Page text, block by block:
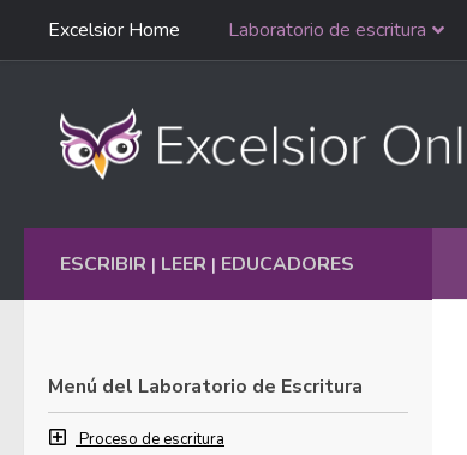
Ir al contenido
navegación
Excelsior Home Laboratorio de escritura
ESCRIBIR | LEER | EDUCADORES
Menú del Laboratorio de Escritura
Proceso de escritura